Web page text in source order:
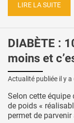
LIRE LA SUITE
DIABÈTE :
moins et
Actualité publiée il y a
Selon cette équipe
de poids «
permet de